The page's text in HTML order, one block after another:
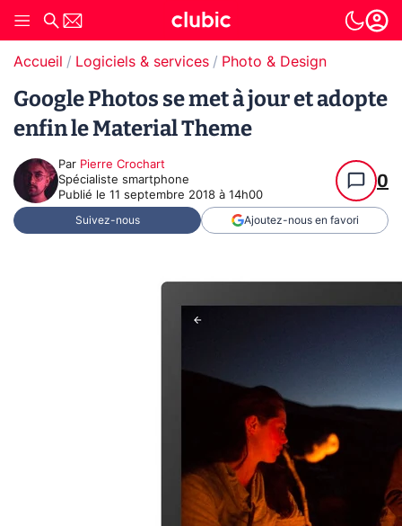
Accueil Logiciels & services Photo & Design
Google Photos se met à jour et adopte
enfin le Material Theme
Par Pierre Crochart
Spécialiste smartphone
Publié le 11 septembre 2018 à 14h00
0
Suivez-nous Ajoutez-nous en favori